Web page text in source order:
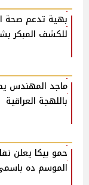
بهية تدعم صحة
للكشف المبكر
باللهجة العراقية
حمو بيكا يعلن
الموسم ده